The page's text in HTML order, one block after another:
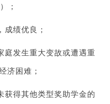
；
成绩优良；
庭发生重大变故或遭遇重
济困难；
获得其他类型奖助学金的